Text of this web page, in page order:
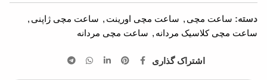
دسته: ساعت مچی , ساعت مچی اورینت , ساعت مچی ژاپنی ,
ساعت مچی کلاسیک مردانه , ساعت مچی مردانه
اشتراک گذاری